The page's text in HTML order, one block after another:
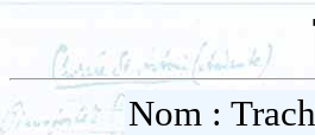
Nom :